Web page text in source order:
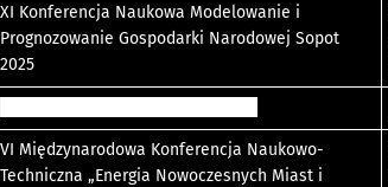
XI Konferencja Naukowa Modelowanie i
Prognozowanie Gospodarki Narodowej Sopot
2025
VI Międzynarodowa Konferencja Naukowo-
Techniczna „Energia Nowoczesnych Miast i